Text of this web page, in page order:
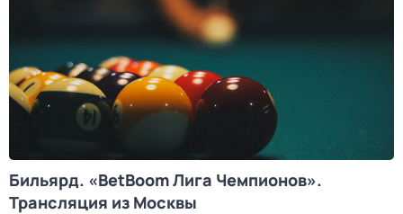
Бильярд. «BetBoom Лига Чемпионов».
Трансляция из Москвы